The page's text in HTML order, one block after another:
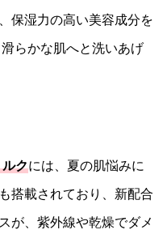
保湿力の高い美容成分を
らかな肌へと洗いあげ
クには、夏の肌悩みに
搭載されており、新配合
が、紫外線や乾燥でダメ